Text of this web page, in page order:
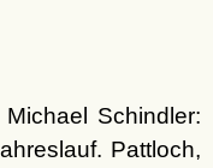
Schindler:
Pattloch,